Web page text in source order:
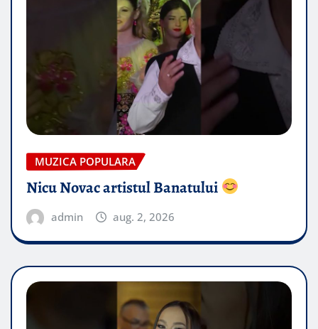
MUZICA POPULARA
Nicu Novac artistul Banatului
admin aug. 2, 2026